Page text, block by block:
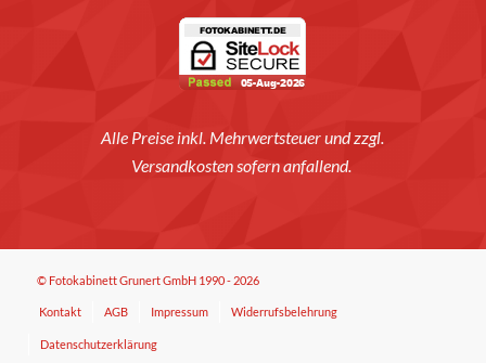
Alle Preise inkl. Mehrwertsteuer und zzgl.
Versandkosten sofern anfallend.
© Fotokabinett Grunert GmbH 1990 - 2026
Kontakt AGB Impressum Widerrufsbelehrung
Datenschutzerklärung